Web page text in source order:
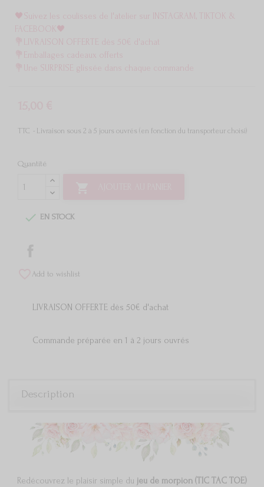
🖤Suivez les coulisses de l'atelier sur INSTAGRAM, TIKTOK &
FACEBOOK🖤
💐LIVRAISON OFFERTE dès 50€ d'achat
💐Emballages cadeaux offerts
💐Une SURPRISE glissée dans chaque commande
TTC Livraison sous 2 à 5 jours ouvrés (en fonction du transporteur choisi)
Quantité
 EN STOCK
Add to wishlist
LIVRAISON OFFERTE dès 50€ d'achat
Commande préparée en 1 à 2 jours ouvrés
Description
Redécouvrez le plaisir simple du jeu de morpion (TIC TAC TOE)